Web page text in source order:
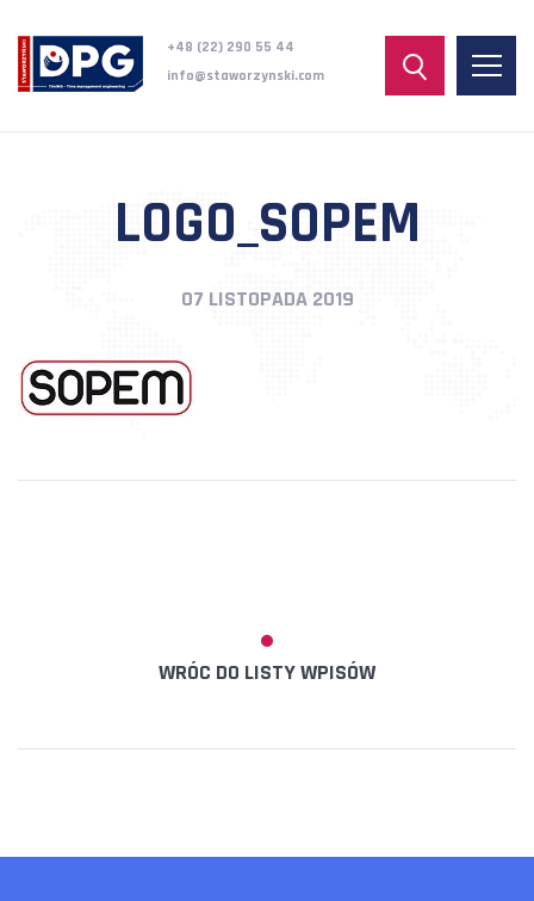
+48 (22) 290 55 44
info@staworzynski.com
LOGO_SOPEM
07 LISTOPADA 2019
WRÓC DO LISTY WPISÓW